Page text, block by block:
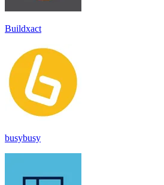
Buildxact
busybusy